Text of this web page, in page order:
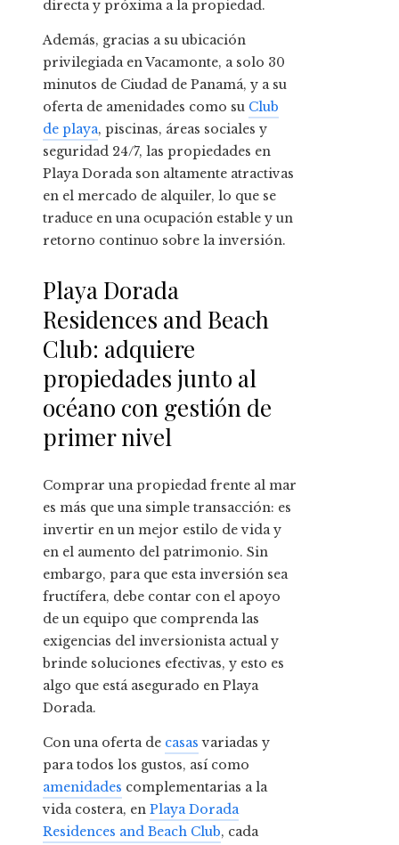
directa y próxima a la propiedad.
Además, gracias a su ubicación
privilegiada en Vacamonte, a solo 30
minutos de Ciudad de Panamá, y a su
oferta de amenidades como su Club
de playa, piscinas, áreas sociales y
seguridad 24/7, las propiedades en
Playa Dorada son altamente atractivas
en el mercado de alquiler, lo que se
traduce en una ocupación estable y un
retorno continuo sobre la inversión.
Playa Dorada
Residences and Beach
Club: adquiere
propiedades junto al
océano con gestión de
primer nivel
Comprar una propiedad frente al mar
es más que una simple transacción: es
invertir en un mejor estilo de vida y
en el aumento del patrimonio. Sin
embargo, para que esta inversión sea
fructífera, debe contar con el apoyo
de un equipo que comprenda las
exigencias del inversionista actual y
brinde soluciones efectivas, y esto es
algo que está asegurado en Playa
Dorada.
Con una oferta de casas variadas y
para todos los gustos, así como
amenidades complementarias a la
vida costera, en Playa Dorada
Residences and Beach Club, cada